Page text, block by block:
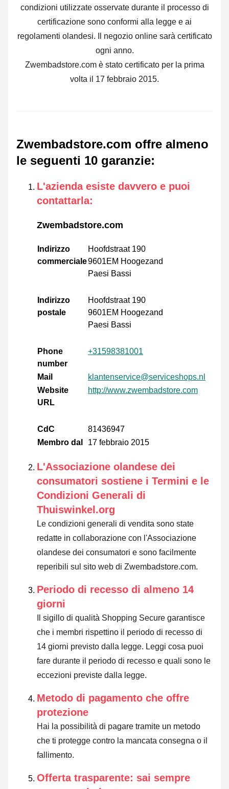
condizioni utilizzate osservate durante il processo di
certificazione sono conformi alla legge e ai
regolamenti olandesi. Il negozio online sarà certificato
ogni anno.
Zwembadstore.com è stato certificato per la prima
volta il 17 febbraio 2015.
Zwembadstore.com offre almeno
le seguenti 10 garanzie:
L'azienda esiste davvero e puoi
contattarla:
Zwembadstore.com
Indirizzo
commerciale
Hoofdstraat 190
9601EM Hoogezand
Paesi Bassi
Indirizzo
postale
Hoofdstraat 190
9601EM Hoogezand
Paesi Bassi
Phone
number
+31598381001
Mail
klantenservice@serviceshops.nl
Website
URL
http://www.zwembadstore.com
CdC
81436947
Membro dal
17 febbraio 2015
L'Associazione olandese dei
consumatori sostiene i Termini e le
Condizioni Generali di
Thuiswinkel.org
Le condizioni generali di vendita sono state
redatte in collaborazione con l'Associazione
olandese dei consumatori e sono facilmente
reperibili sul sito web di Zwembadstore.com.
Periodo di recesso di almeno 14
giorni
Il sigillo di qualità Shopping Secure garantisce
che i membri rispettino il periodo di recesso di
14 giorni previsto dalla legge. Leggi cosa puoi
fare durante il periodo di recesso e quali sono le
eccezioni previste dalla legge.
Metodo di pagamento che offre
protezione
Hai la possibilità di pagare tramite un metodo
che ti protegge contro la mancata consegna o il
fallimento.
Offerta trasparente: sai sempre